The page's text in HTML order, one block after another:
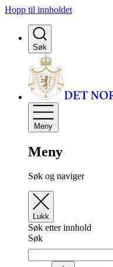
Hopp til innholdet
Søk
Meny
Meny
Søk og naviger
Lukk
Søk etter innhold
Søk